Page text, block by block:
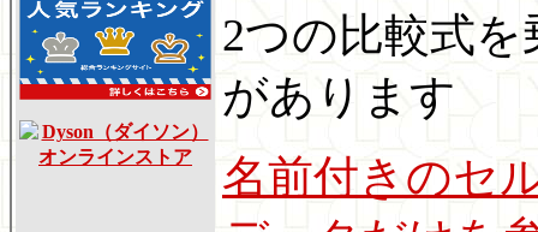
2つの比較式
があります
名前付きのセ